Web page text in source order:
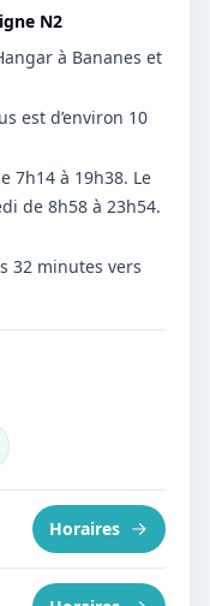
N2
à Bananes et
est d’environ 10
7h14 à 19h38. Le
de 8h58 à 23h54.
32 minutes vers
Horaires